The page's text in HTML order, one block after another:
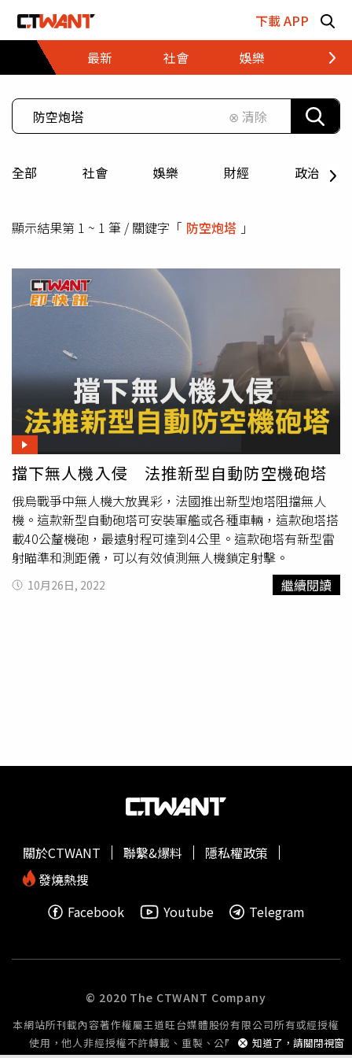
下載 APP
最新
社會 娛樂 財經
⊗ 清除
全部 社會 娛樂 財經 政治
顯示結果第 1 ~ 1 筆 / 關鍵字「 防空炮塔 」
擋下無人機入侵 法推新型自動防空機砲塔
俄烏戰爭中無人機大放異彩，法國推出新型炮塔阻擋無人
機。這款新型自動砲塔可安裝軍艦或各種車輛，這款砲塔搭
載40公釐機砲，最遠射程可達到4公里。這款砲塔有新型雷
射瞄準和測距儀，可以有效偵測無人機鎖定射擊。
10月26日, 2022 繼續閱讀
知道了，請關閉視窗
關於CTWANT 聯繫&爆料
隱私權政策
發燒熱搜
Facebook
Youtube Telegram
© 2020 The CTWANT Company
本網站所刊載內容著作權屬王道旺台媒體股份有限公司所有或經授權
使用，他人非經授權不許轉載、重製、公開播送或公開傳輸。